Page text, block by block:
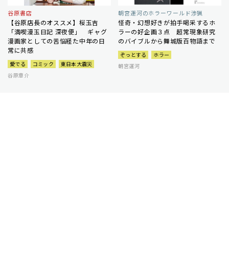
谷原書店
【谷原店長のオススメ】桜玉吉
「満喫漫玉日記 深夜便」 ギャグ
漫画家としての苦悩経た中年の日
常に共感
愛でる コミック
東日本大震災
谷原章介
朝宮運河のホラーワールド渉猟
怪奇・幻想好きが拍手喝采するホ
ラーの好企画３点 超常現象研究
のバイブルから舞城版百物語まで
ぞっとする
ホラー
朝宮運河